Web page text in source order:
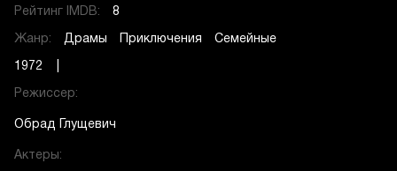
Рейтинг IMDB: 8
Жанр: Драмы Приключения Семейные
1972 |
Режиссер:
Обрад Глущевич
Актеры: